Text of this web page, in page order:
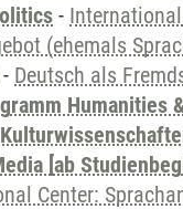
-
(ehemals
- Deutsch als
Humanities
[ab
Center: